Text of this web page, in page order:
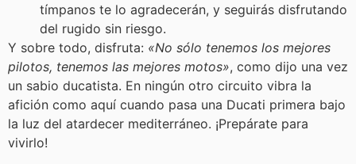
tímpanos te lo agradecerán, y seguirás disfrutando
del rugido sin riesgo.
Y sobre todo, disfruta: «No sólo tenemos los mejores
pilotos, tenemos las mejores motos», como dijo una vez
un sabio ducatista. En ningún otro circuito vibra la
afición como aquí cuando pasa una Ducati primera bajo
la luz del atardecer mediterráneo. ¡Prepárate para
vivirlo!